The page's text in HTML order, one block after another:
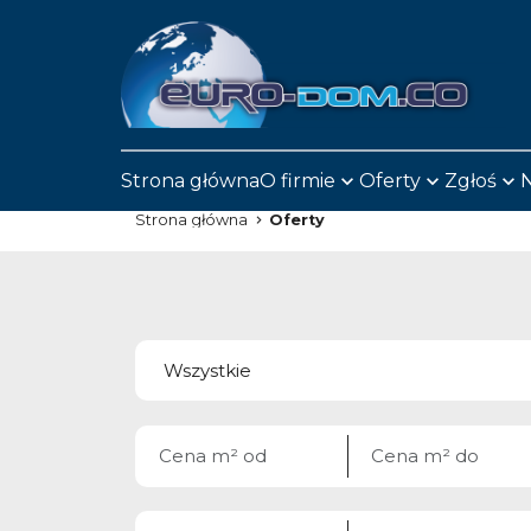
Strona głównaO firmie Oferty Zgłoś
Strona główna Oferty